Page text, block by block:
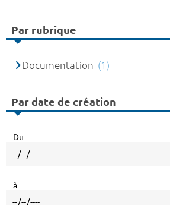
Par rubrique
Documentation (1)
Par date de création
Du
à